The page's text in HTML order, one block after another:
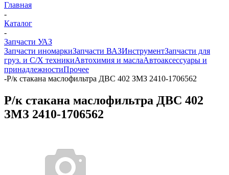
Главная
-
Каталог
-
Запчасти УАЗ
Запчасти иномаркиЗапчасти ВАЗИнструментЗапчасти для
груз. и С/Х техникиАвтохимия и маслаАвтоаксессуары и
принадлежностиПрочее
-Р/к стакана маслофильтра ДВС 402 ЗМЗ 2410-1706562
Р/к стакана маслофильтра ДВС 402
ЗМЗ 2410-1706562